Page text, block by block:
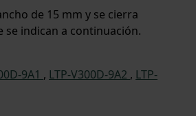
de 15 mm y se cierra
indican a continuación.
9A1 , LTP-V300D-9A2 , LTP-